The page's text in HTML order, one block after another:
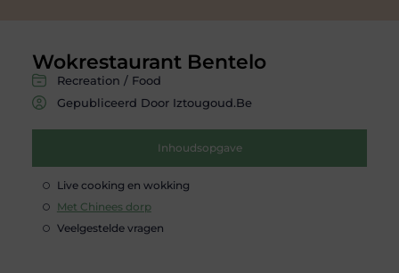
Wokrestaurant Bentelo
Recreation / Food
Gepubliceerd Door Iztougoud.be
Inhoudsopgave
Live cooking en wokking
Met Chinees dorp
Veelgestelde vragen